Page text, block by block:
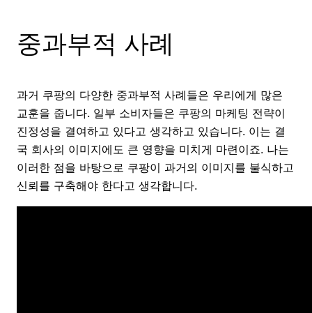
중과부적 사례
과거 쿠팡의 다양한 중과부적 사례들은 우리에게 많은
교훈을 줍니다. 일부 소비자들은 쿠팡의 마케팅 전략이
진정성을 결여하고 있다고 생각하고 있습니다. 이는 결
국 회사의 이미지에도 큰 영향을 미치게 마련이죠. 나는
이러한 점을 바탕으로 쿠팡이 과거의 이미지를 불식하고
신뢰를 구축해야 한다고 생각합니다.